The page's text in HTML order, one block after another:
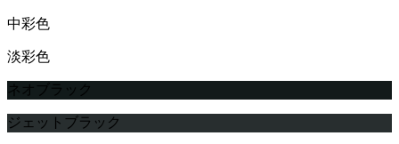
中彩色
淡彩色
ネオブラック
ジェットブラック